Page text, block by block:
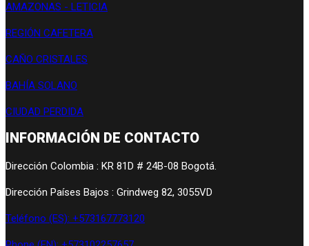
AMAZONAS - LETICIA
REGIÓN CAFETERA
CAÑO CRISTALES
BAHÍA SOLANO
CIUDAD PERDIDA
INFORMACIÓN DE CONTACTO
Dirección Colombia : KR 81D # 24B-08 Bogotá.
Dirección Países Bajos : Grindweg 82, 3055VD
Teléfono (ES): +573167773120